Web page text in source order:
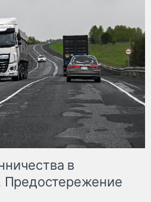
в
Предостережение